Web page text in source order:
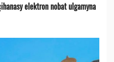
elektron nobat ulgamyna